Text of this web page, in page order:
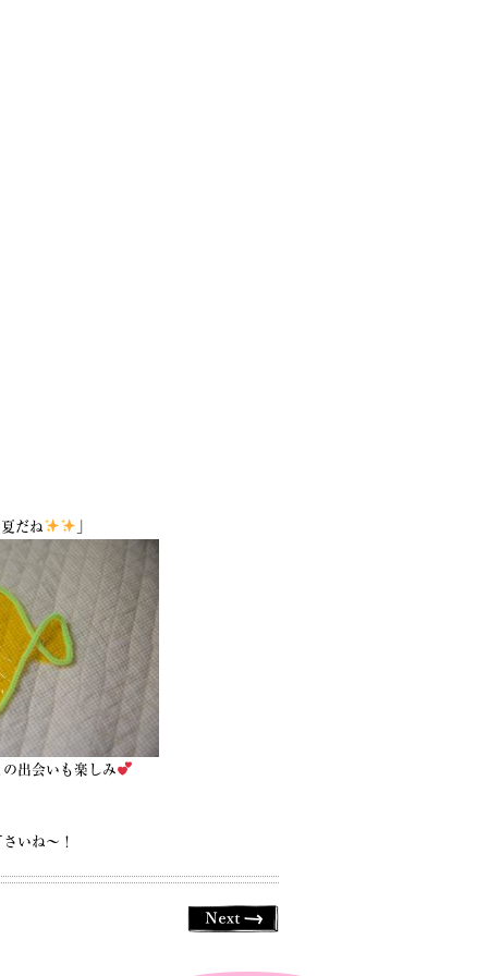
だね
出会いも楽しみ
いね〜！